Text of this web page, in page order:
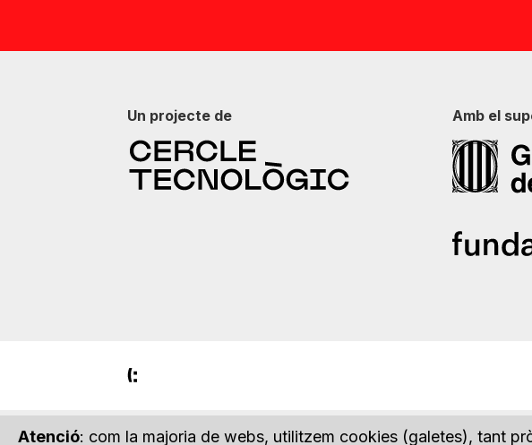
Atenció: com la majoria de webs, utilitzem cookies (galetes), tant
Un projecte de Amb el